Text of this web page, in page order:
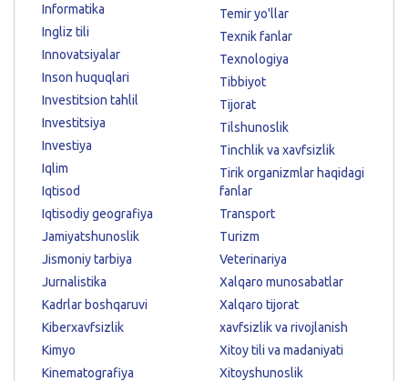
Informatika
Ingliz tili
Innovatsiyalar
Inson huquqlari
Investitsion tahlil
Investitsiya
Investiya
Iqlim
Iqtisod
Iqtisodiy geografiya
Jamiyatshunoslik
Jismoniy tarbiya
Jurnalistika
Kadrlar boshqaruvi
Kiberxavfsizlik
Kimyo
Kinematografiya
Temir yo'llar
Texnik fanlar
Texnologiya
Tibbiyot
Tijorat
Tilshunoslik
Tinchlik va xavfsizlik
Tirik organizmlar haqidagi
fanlar
Transport
Turizm
Veterinariya
Xalqaro munosabatlar
Xalqaro tijorat
xavfsizlik va rivojlanish
Xitoy tili va madaniyati
Xitoyshunoslik